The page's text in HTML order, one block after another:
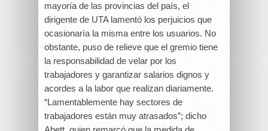
mayoría de las provincias del país, el
dirigente de UTA lamentó los perjuicios que
ocasionaría la misma entre los usuarios. No
obstante, puso de relieve que el gremio tiene
la responsabilidad de velar por los
trabajadores y garantizar salarios dignos y
acordes a la labor que realizan diariamente.
“Lamentablemente hay sectores de
trabajadores están muy atrasados”; dicho